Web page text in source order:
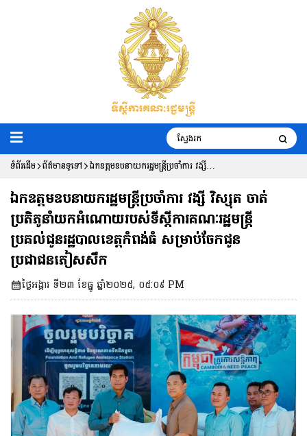
ទំព័រដើម ព័ត៌មានទូទៅ ឯកឧត្តមឧបនាយករដ្ឋមន្រ្តីប្រចាំការ វង្សី
វិស្សុត ចាត់ប្រតិភូនាំយកអំណោយរបស់ទីស្តី
ការគណៈរដ្ឋមន្រ្តី ប្រគល់ជូនរដ្ឋបាលខេត្តកំពង់
ធំ សម្រាប់ចែកជូនប្រជាជនភៀសសឹក
ឯកឧត្តមឧបនាយករដ្ឋមន្រ្តីប្រចាំការ វង្សី វិស្សុត ចាត់
ប្រតិភូនាំយកអំណោយរបស់ទីស្តីការគណៈរដ្ឋមន្រ្តី
ប្រគល់ជូនរដ្ឋបាលខេត្តកំពង់ធំ សម្រាប់ចែកជូន
ប្រជាជនភៀសសឹក
ថ្ងៃអង្គារ ទី២៣ ខែធ្នូ ឆ្នាំ២០២៥, ០៥:០៩ PM